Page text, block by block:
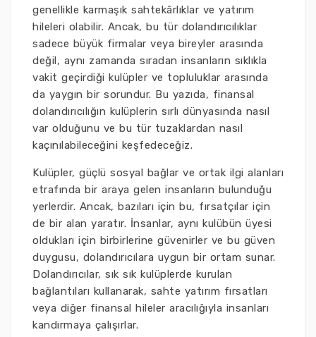
genellikle karmaşık sahtekârlıklar ve yatırım
hileleri olabilir. Ancak, bu tür dolandırıcılıklar
sadece büyük firmalar veya bireyler arasında
değil, aynı zamanda sıradan insanların sıklıkla
vakit geçirdiği kulüpler ve topluluklar arasında
da yaygın bir sorundur. Bu yazıda, finansal
dolandırıcılığın kulüplerin sırlı dünyasında nasıl
var olduğunu ve bu tür tuzaklardan nasıl
kaçınılabileceğini keşfedeceğiz.
Kulüpler, güçlü sosyal bağlar ve ortak ilgi alanları
etrafında bir araya gelen insanların bulunduğu
yerlerdir. Ancak, bazıları için bu, fırsatçılar için
de bir alan yaratır. İnsanlar, aynı kulübün üyesi
oldukları için birbirlerine güvenirler ve bu güven
duygusu, dolandırıcılara uygun bir ortam sunar.
Dolandırıcılar, sık sık kulüplerde kurulan
bağlantıları kullanarak, sahte yatırım fırsatları
veya diğer finansal hileler aracılığıyla insanları
kandırmaya çalışırlar.